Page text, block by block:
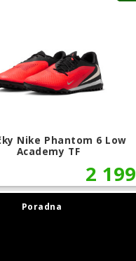
Nike Phantom 6 Low
Academy TF
2 199
Poradna